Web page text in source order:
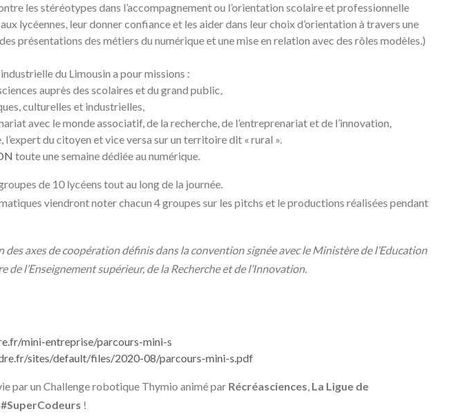
les stéréotypes dans l’accompagnement ou l’orientation scolaire et professionnelle
lycéennes, leur donner confiance et les aider dans leur choix d’orientation à travers une
présentations des métiers du numérique et une mise en relation avec des rôles modèles.)
du Limousin a pour missions :
auprès des scolaires et du grand public,
culturelles et industrielles,
avec le monde associatif, de la recherche, de l’entreprenariat et de l’innovation,
du citoyen et vice versa sur un territoire dit « rural ».
toute une semaine dédiée au numérique.
de 10 lycéens tout au long de la journée.
viendront noter chacun 4 groupes sur les pitchs et le productions réalisées pendant
axes de coopération définis dans la convention signée avec le Ministère de l’Education
l’Enseignement supérieur, de la Recherche et de l’Innovation.
mini-entreprise/parcours-mini-s
sites/default/files/2020-08/parcours-mini-s.pdf
par un Challenge robotique Thymio animé par Récréasciences, La Ligue de
!